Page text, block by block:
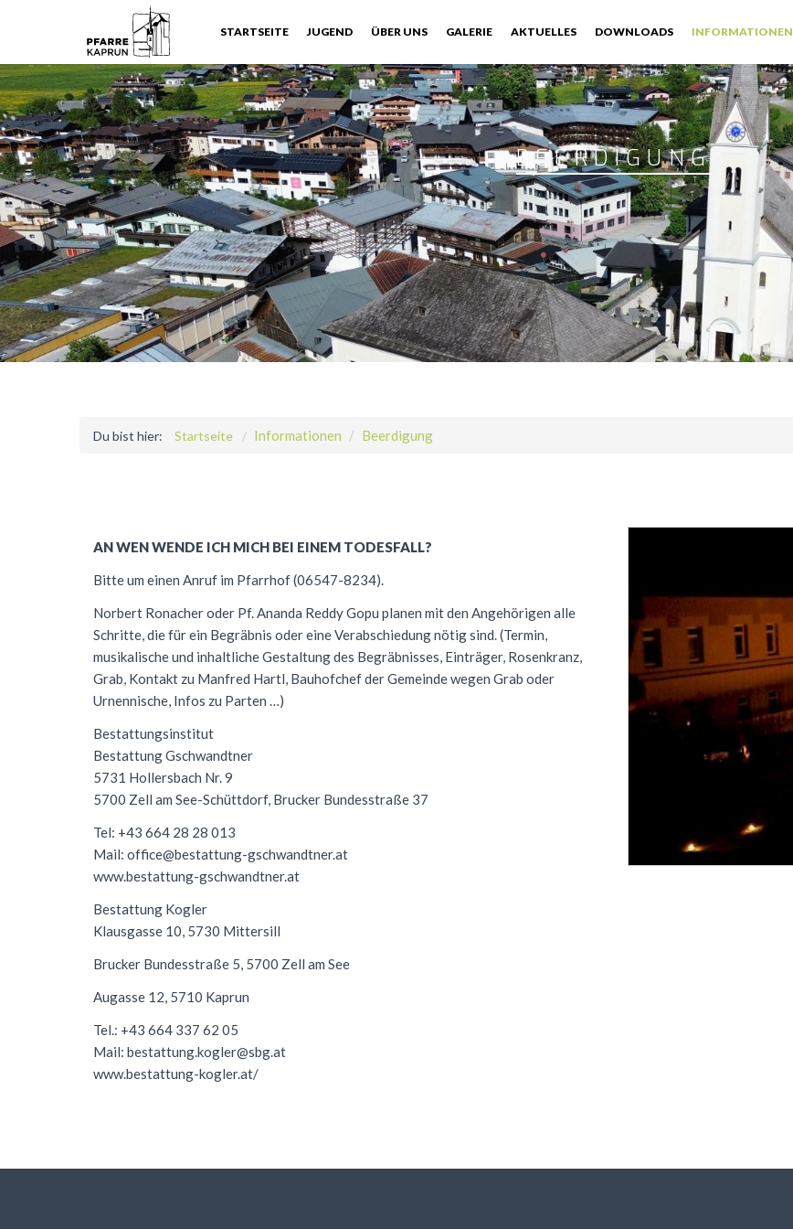
STARTSEITE JUGEND ÜBER UNS GALERIE AKTUELLES DOWNLOADS INFORMATIONEN
BEERDIGUNG
Du bist hier: Startseite Informationen Beerdigung
ANWENWENDE ICH MICH BEI EINEM TODESFALL?
Bitte um einen Anruf im Pfarrhof (06547-8234).
Norbert Ronacher oder Pf. Ananda Reddy Gopu planen mit den Angehörigen alle
Schritte, die für ein Begräbnis oder eine Verabschiedung nötig sind. (Termin,
musikalische und inhaltliche Gestaltung des Begräbnisses, Einträger, Rosenkranz,
Grab, Kontakt zu Manfred Hartl, Bauhofchef der Gemeinde wegen Grab oder
Urnennische, Infos zu Parten …)
Bestattungsinstitut
Bestattung Gschwandtner
5731 Hollersbach Nr. 9
5700 Zell am See-Schüttdorf, Brucker Bundesstraße 37
Tel: +43 664 28 28 013
Mail: office@bestattung-gschwandtner.at
www.bestattung-gschwandtner.at
Bestattung Kogler
Klausgasse 10, 5730 Mittersill
Brucker Bundesstraße 5, 5700 Zell am See
Augasse 12, 5710 Kaprun
Tel.: +43 664 337 62 05
Mail: bestattung.kogler@sbg.at
www.bestattung-kogler.at/